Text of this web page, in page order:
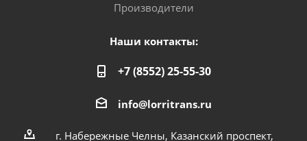
Производители
Наши контакты:
+7 (8552) 25-55-30
info@lorritrans.ru
г. Набережные Челны, Казанский проспект,